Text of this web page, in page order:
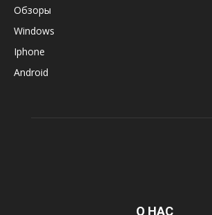
Обзоры
Windows
Iphone
Android
О НАС